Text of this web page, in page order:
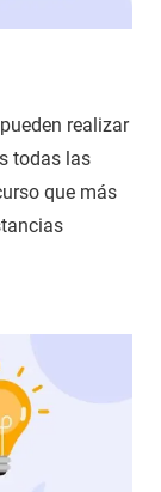
realizar
todas las
que más